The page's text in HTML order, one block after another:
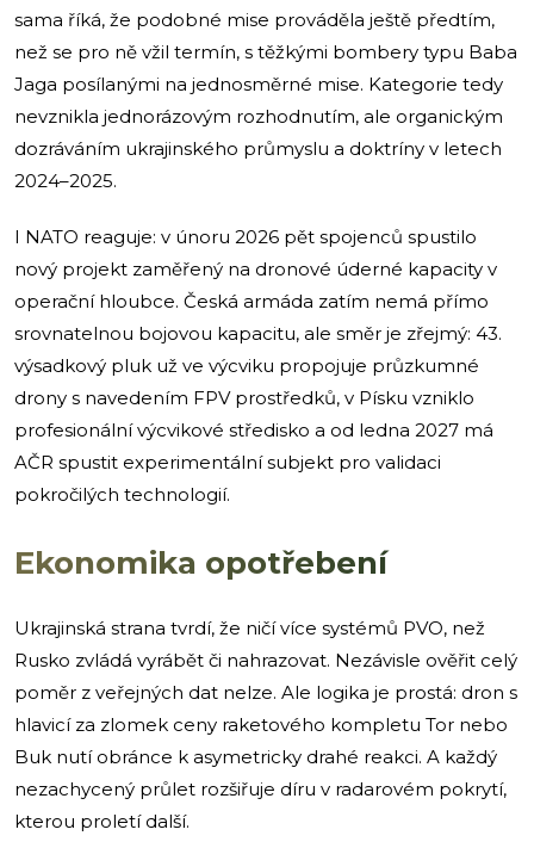
sama říká, že podobné mise prováděla ještě předtím,
než se pro ně vžil termín, s těžkými bombery typu Baba
Jaga posílanými na jednosměrné mise. Kategorie tedy
nevznikla jednorázovým rozhodnutím, ale organickým
dozráváním ukrajinského průmyslu a doktríny v letech
2024–2025.
I NATO reaguje: v únoru 2026 pět spojenců spustilo
nový projekt zaměřený na dronové úderné kapacity v
operační hloubce. Česká armáda zatím nemá přímo
srovnatelnou bojovou kapacitu, ale směr je zřejmý: 43.
výsadkový pluk už ve výcviku propojuje průzkumné
drony s navedením FPV prostředků, v Písku vzniklo
profesionální výcvikové středisko a od ledna 2027 má
AČR spustit experimentální subjekt pro validaci
pokročilých technologií.
Ekonomika opotřebení
Ukrajinská strana tvrdí, že ničí více systémů PVO, než
Rusko zvládá vyrábět či nahrazovat. Nezávisle ověřit celý
poměr z veřejných dat nelze. Ale logika je prostá: dron s
hlavicí za zlomek ceny raketového kompletu Tor nebo
Buk nutí obránce k asymetricky drahé reakci. A každý
nezachycený průlet rozšiřuje díru v radarovém pokrytí,
kterou proletí další.